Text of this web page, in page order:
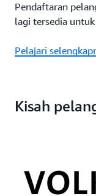
Pendaftaran
lagi tersedia
Pelajari
Kisah